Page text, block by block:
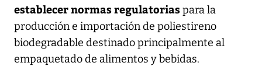
establecer normas regulatoriaspara la
producción e importación de poliestireno
biodegradable destinado principalmente al
empaquetado de alimentos y bebidas.